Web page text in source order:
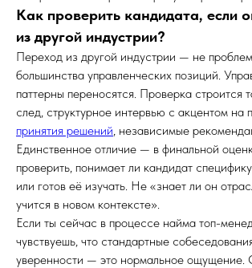
Как проверить кандидата, если
из другой индустрии?
Переход из другой индустрии — не
большинства управленческих позиций.
паттерны переносятся. Проверка строится
след, структурное интервью с акцентом на
принятия решений, независимые
Единственное отличие — в финальной
проверить, понимает ли кандидат
или готов её изучать. Не «знает ли он
учится в новом контексте».
Если ты сейчас в процессе найма топ-
чувствуешь, что стандартные
уверенности — это нормальное ощущение.